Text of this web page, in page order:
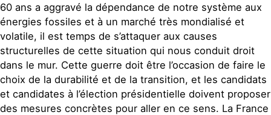
60 ans a aggravé la dépendance de notre système aux
énergies fossiles et à un marché très mondialisé et
volatile, il est temps de s’attaquer aux causes
structurelles de cette situation qui nous conduit droit
dans le mur. Cette guerre doit être l’occasion de faire le
choix de la durabilité et de la transition, et les candidats
et candidates à l’élection présidentielle doivent proposer
des mesures concrètes pour aller en ce sens. La France